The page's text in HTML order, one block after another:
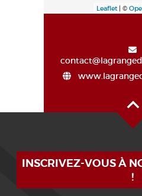
Leaflet| ©
INSCRIVEZ-VOUS À
!